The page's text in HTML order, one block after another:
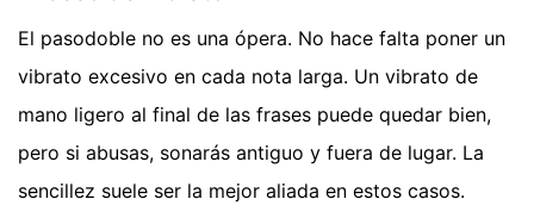
El pasodoble no es una ópera. No hace falta poner un
vibrato excesivo en cada nota larga. Un vibrato de
mano ligero al final de las frases puede quedar bien,
pero si abusas, sonarás antiguo y fuera de lugar. La
sencillez suele ser la mejor aliada en estos casos.